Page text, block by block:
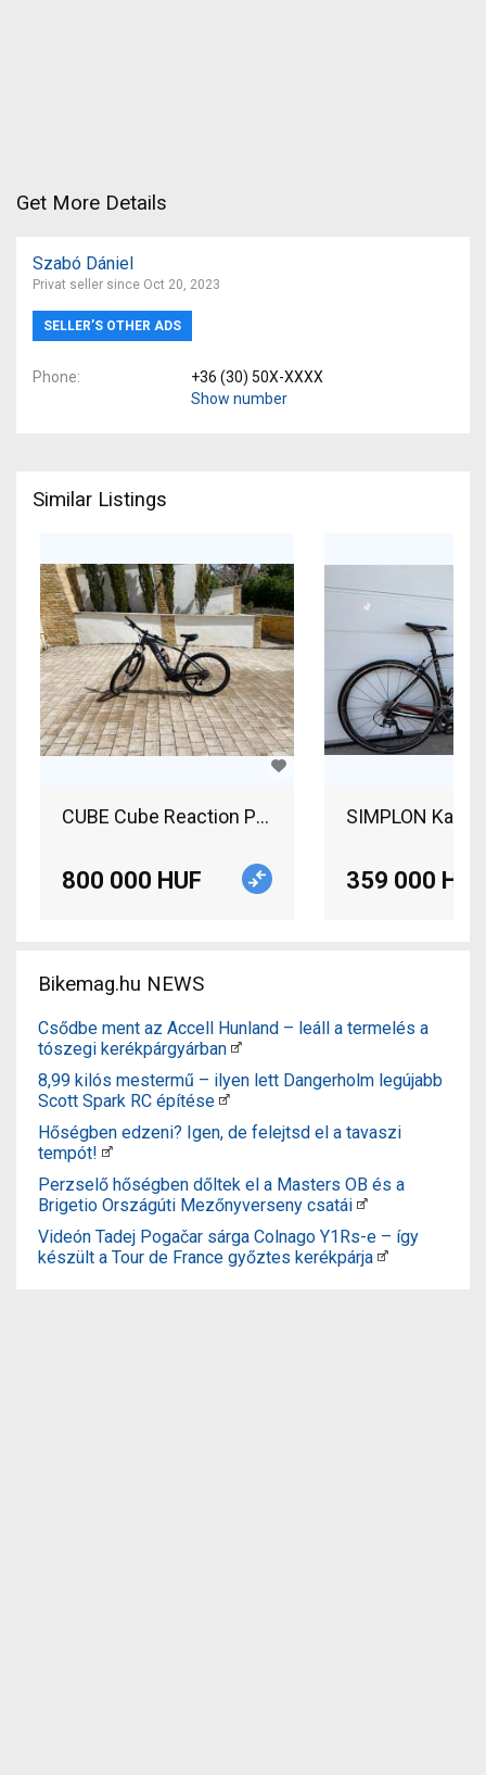
Get More Details
Szabó Dániel
Privat seller since Oct 20, 2023
SELLER’S OTHER ADS
Phone
+36 (30) 50X-XXXX
Show number
Similar Listings
CUBE Cube Reaction PFM XXL 625 Kw Electric
800 000 HUF 359 000 HUF
Bikemag.hu NEWS
Csődbe ment az Accell Hunland – leáll a termelés a
tószegi kerékpárgyárban
8,99 kilós mestermű – ilyen lett Dangerholm legújabb
Scott Spark RC építése
Hőségben edzeni? Igen, de felejtsd el a tavaszi
tempót!
Perzselő hőségben dőltek el a Masters OB és a
Brigetio Országúti Mezőnyverseny csatái
Videón Tadej Pogačar sárga Colnago Y1Rs-e – így
készült a Tour de France győztes kerékpárja